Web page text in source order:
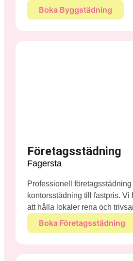
Boka Byggstädning
Företagsstädning
Fagersta
Professionell företagsstädning
kontorsstädning till fastpris. Vi
att hålla lokaler rena och
Boka Företagsstädning